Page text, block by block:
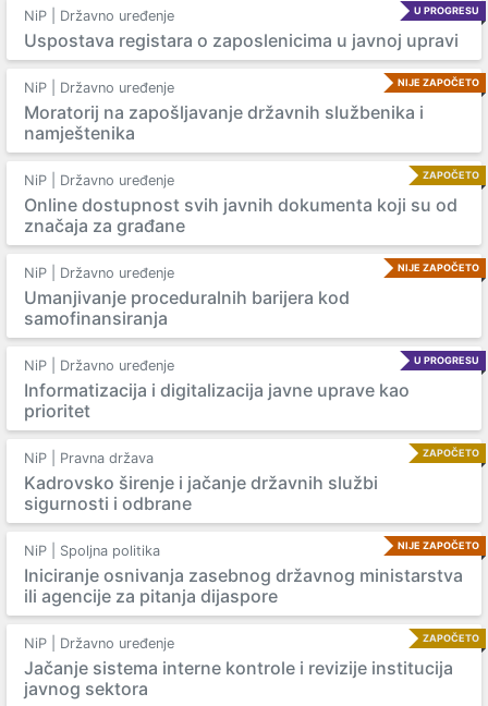
U PROGRESU
NiP | Državno uređenje
Uspostava registara o zaposlenicima u javnoj upravi
NIJE ZAPOČETO
NiP | Državno uređenje
Moratorij na zapošljavanje državnih službenika i
namještenika
ZAPOČETO
NiP | Državno uređenje
Online dostupnost svih javnih dokumenta koji su od
značaja za građane
NIJE ZAPOČETO
NiP | Državno uređenje
Umanjivanje proceduralnih barijera kod
samofinansiranja
U PROGRESU
NiP | Državno uređenje
Informatizacija i digitalizacija javne uprave kao
prioritet
ZAPOČETO
NiP | Pravna država
Kadrovsko širenje i jačanje državnih službi
sigurnosti i odbrane
NIJE ZAPOČETO
NiP | Spoljna politika
Iniciranje osnivanja zasebnog državnog ministarstva
ili agencije za pitanja dijaspore
ZAPOČETO
NiP | Državno uređenje
Jačanje sistema interne kontrole i revizije institucija
javnog sektora